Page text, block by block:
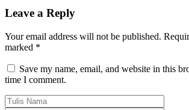
Leave a Reply
Your email address will not be published.
marked *
Save my name, email, and website in this
time I comment.